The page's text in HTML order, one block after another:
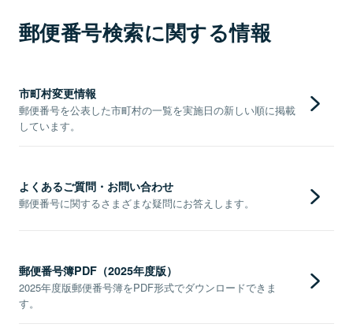
郵便番号検索に関する情報
市町村変更情報
郵便番号を公表した市町村の一覧を実施日の新しい順に掲載
しています。
よくあるご質問・お問い合わせ
郵便番号に関するさまざまな疑問にお答えします。
郵便番号簿PDF（2025年度版）
2025年度版郵便番号簿をPDF形式でダウンロードできま
す。